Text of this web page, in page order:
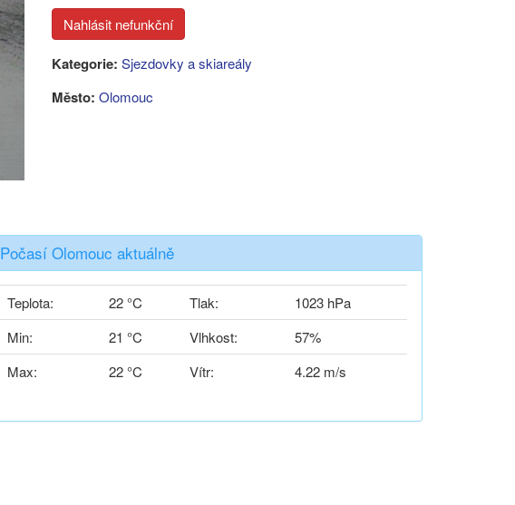
Kategorie: Sjezdovky a skiareály
Město: Olomouc
Počasí Olomouc aktuálně
Teplota: 22 °C Tlak:
1023 hPa
Min:
21 °C Vlhkost:
57%
Max:
22 °C Vítr: 4.22 m/s